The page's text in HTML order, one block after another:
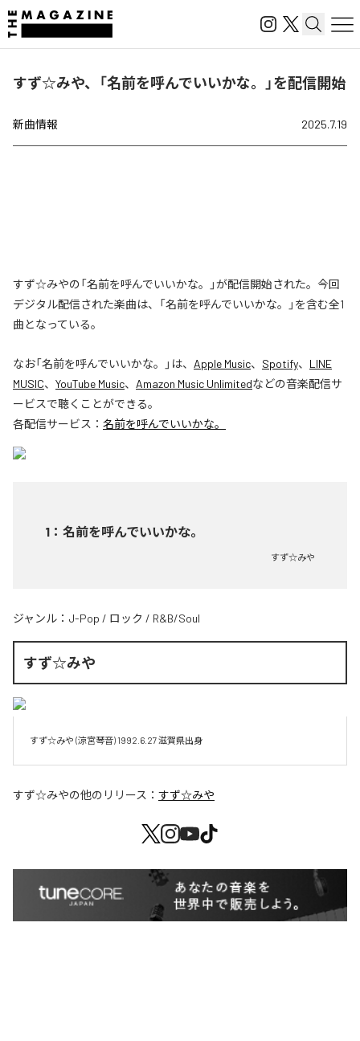
すず☆みや、「名前を呼んでいいかな。」を配信開始
新曲情報 2025.7.19
すず☆みやの「名前を呼んでいいかな。」が配信開始された。今回
デジタル配信された楽曲は、「名前を呼んでいいかな。」を含む全1
曲となっている。
なお「名前を呼んでいいかな。 」は、 Apple Music、 Spotify、 LINE
MUSIC、 YouTube Music、 Amazon Music Unlimitedなどの音楽配信サ
ービスで聴くことができる。
各配信サービス： 名前を呼んでいいかな。
1 ： 名前を呼んでいいかな。
すず☆みや
ジャンル： J-Pop / ロック / R&B/Soul
すず☆みや
すず☆みや (涼宮琴音) 1992.6.27 滋賀県出身
すず☆みやの他のリリース： すず☆みや